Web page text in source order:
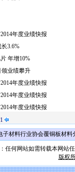
年度业绩快报
3.6%
年增10%
领业绩攀升
年度业绩快报
年度业绩快报
年度业绩快报
1
子材料行业协会覆铜板材
任何网站如需转载本网站
版权